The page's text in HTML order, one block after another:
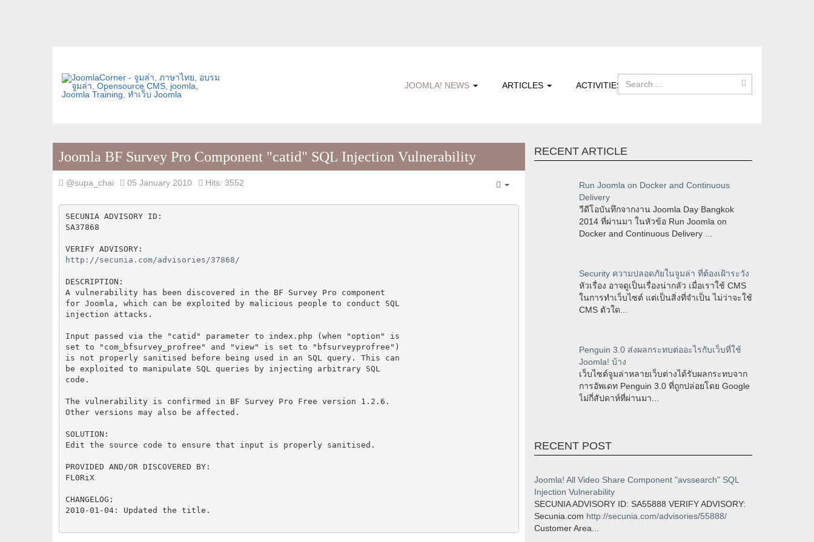
JOOMLA! NEWS ARTICLES ACTIVITIES
Joomla BF Survey Pro Component "catid" SQL Injection Vulnerability
@supa_chai 05 January 2010
Hits: 3552
SECUNIA ADVISORY ID:
SA37868
VERIFY ADVISORY:
http://secunia.com/advisories/37868/
DESCRIPTION:
A vulnerability has been discovered in the BF Survey Pro component
for Joomla, which can be exploited by malicious people to conduct SQL
injection attacks.
Input passed via the "catid" parameter to index.php (when "option" is
set to "com_bfsurvey_profree" and "view" is set to "bfsurveyprofree")
is not properly sanitised before being used in an SQL query. This can
be exploited to manipulate SQL queries by injecting arbitrary SQL
code.
The vulnerability is confirmed in BF Survey Pro Free version 1.2.6.
Other versions may also be affected.
SOLUTION:
Edit the source code to ensure that input is properly sanitised.
PROVIDED AND/OR DISCOVERED BY:
FL0RiX
CHANGELOG:
2010-01-04: Updated the title.
RECENT ARTICLE
Run Joomla on Docker and Continuous
Delivery
วีดีโอบันทึกจากงาน Joomla Day Bangkok
2014 ที่ผ่านมา ในหัวข้อ Run Joomla on
Docker and Continuous Delivery ...
Security ความปลอดภัยในจูมล่า ที่ต้องเฝ้าระวัง
หัวเรื่อง อาจดูเป็นเรื่องน่ากลัว เมื่อเราใช้ CMS
ในการทำเว็บไซต์ แต่เป็นสิ่งที่จำเป็น ไม่ว่าจะใช้
CMS ตัวใด...
Penguin 3.0 ส่งผลกระทบต่ออะไรกับเว็บที่ใช้
Joomla! บ้าง
เว็บไซต์จูมล่าหลายเว็บต่างได้รับผลกระทบจาก
การอัพเดท Penguin 3.0 ที่ถูกปล่อยโดย Google
ไม่กี่สัปดาห์ที่ผ่านมา...
RECENT POST
Joomla! All Video Share Component "avssearch" SQL
Injection Vulnerability
SECUNIA ADVISORY ID: SA55888 VERIFY ADVISORY:
Secunia.com http://secunia.com/advisories/55888/
Customer Area...